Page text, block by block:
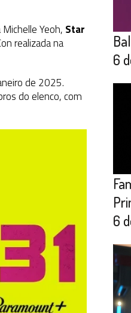
Yeoh, Star
realizada na
de 2025.
do elenco, com
6
6